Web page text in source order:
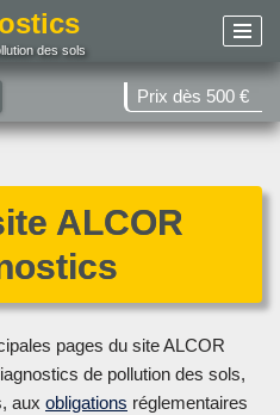
des sols
Prix dès 500 €
ALCOR
pages du site ALCOR
de pollution des sols,
aux obligations réglementaires